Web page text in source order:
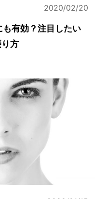
2020/02/20
有効？注目したい
方